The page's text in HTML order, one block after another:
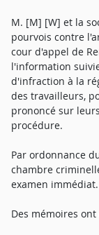
M. [M] [W] et la
pourvois contre
cour d'appel de
l'information
d'infraction à la
des travailleurs,
prononcé sur
procédure.
Par ordonnance
chambre
examen immédiat.
Des mémoires